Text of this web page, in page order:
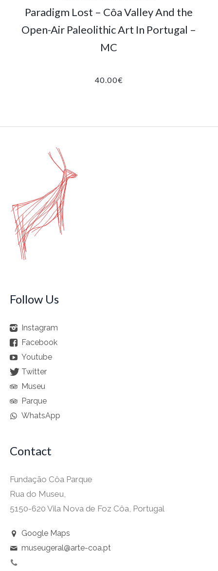
Paradigm Lost – Côa Valley And the
Open-Air Paleolithic Art In Portugal –
MC
40.00€
Follow Us
Instagram
Facebook
Youtube
Twitter
Museu
Parque
WhatsApp
Contact
Fundação Côa Parque
Rua do Museu,
5150-620 Vila Nova de Foz Côa, Portugal
Google Maps
museugeral@arte-coa.pt